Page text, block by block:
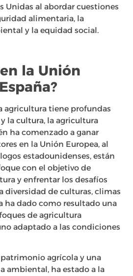
Unidas al abordar cuestiones
alimentaria, la
y la equidad social.
la Unión
agricultura tiene profundas
la cultura, la agricultura
ha comenzado a ganar
en la Unión Europea, al
estadounidenses, están
con el objetivo de
y enfrentar los desafíos
diversidad de culturas, climas
ha dado como resultado una
de agricultura
adaptado a las condiciones
patrimonio agrícola y una
ambiental, ha estado a la